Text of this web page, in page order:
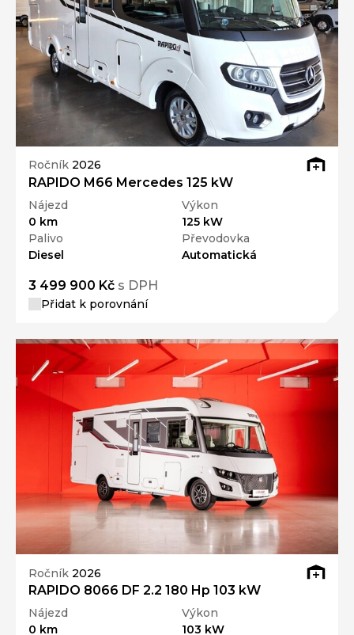
Ročník 2026
RAPIDO M66 Mercedes 125 kW
Nájezd
0 km
Výkon
125 kW
Palivo
Diesel
Převodovka
Automatická
3 499 900 Kč s DPH
Přidat k porovnání
Ročník 2026
RAPIDO 8066 DF 2.2 180 Hp 103 kW
Nájezd
0 km
Výkon
103 kW